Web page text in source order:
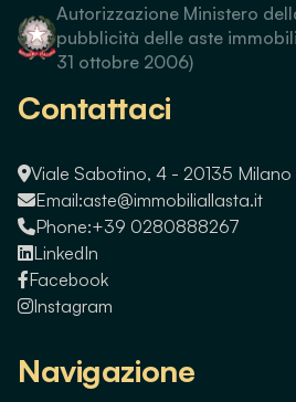
Autorizzazione Ministero
pubblicità delle aste
31 ottobre 2006)
Contattaci
Viale Sabotino, 4 - 20135 Milano
Email:aste@immobiliallasta.it
Phone:+39 0280888267
LinkedIn
Facebook
Instagram
Navigazione